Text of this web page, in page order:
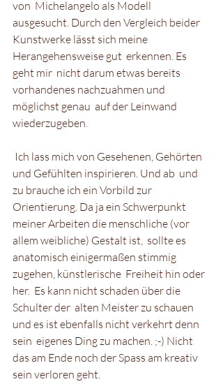
von  Michelangelo als Modell
ausgesucht. Durch den Vergleich beider
Kunstwerke lässt sich meine
Herangehensweise gut  erkennen. Es
geht mir  nicht darum etwas bereits
vorhandenes nachzuahmen und
möglichst genau  auf der Leinwand
wiederzugeben.
und Gefühlten inspirieren. Und ab  und
zu brauche ich ein Vorbild zur
Orientierung. Da ja ein Schwerpunkt
meiner Arbeiten die menschliche (vor
allem weibliche) Gestalt ist,  sollte es
anatomisch einigermaßen stimmig
zugehen, künstlerische  Freiheit hin oder
her.  Es kann nicht schaden über die
Schulter der  alten Meister zu schauen
und es ist ebenfalls nicht verkehrt denn
sein  eigenes Ding zu machen. ;-) Nicht
das am Ende noch der Spass am kreativ
sein verloren geht.